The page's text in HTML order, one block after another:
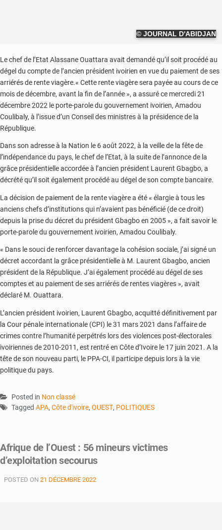
© JOURNAL D'ABIDJAN
Le chef de l’Etat Alassane Ouattara avait demandé qu’il soit procédé au
dégel du compte de l’ancien président ivoirien en vue du paiement de ses
arriérés de rente viagère.« Cette rente viagère sera payée au cours de ce
mois de décembre, avant la fin de l’année », a assuré ce mercredi 21
décembre 2022 le porte-parole du gouvernement ivoirien, Amadou
Coulibaly, à l’issue d’un Conseil des ministres à la présidence de la
République.
Dans son adresse à la Nation le 6 août 2022, à la veille de la fête de
l’indépendance du pays, le chef de l’Etat, à la suite de l’annonce de la
grâce présidentielle accordée à l’ancien président Laurent Gbagbo, a
décrété qu’il soit également procédé au dégel de son compte bancaire.
La décision de paiement de la rente viagère a été « élargie à tous les
anciens chefs d’institutions qui n’avaient pas bénéficié (de ce droit)
depuis la prise du décret du président Gbagbo en 2005 », a fait savoir le
porte-parole du gouvernement ivoirien, Amadou Coulibaly.
« Dans le souci de renforcer davantage la cohésion sociale, j’ai signé un
décret accordant la grâce présidentielle à M. Laurent Gbagbo, ancien
président de la République. J’ai également procédé au dégel de ses
comptes et au paiement de ses arriérés de rentes viagères », avait
déclaré M. Ouattara.
L’ancien président ivoirien, Laurent Gbagbo, acquitté définitivement par
la Cour pénale internationale (CPI) le 31 mars 2021 dans l’affaire de
crimes contre l’humanité perpétrés lors des violences post-électorales
ivoiriennes de 2010-2011, est rentré en Côte d’Ivoire le 17 juin 2021. A la
tête de son nouveau parti, le PPA-CI, il participe depuis lors à la vie
politique du pays.
Posted in Non classé
Tagged APA, Côte d'ivoire, OUEST, POLITIQUES
Afrique de l’Ouest : 56 mineurs victimes
d’exploitation secourus
POSTED ON 21 DÉCEMBRE 2022